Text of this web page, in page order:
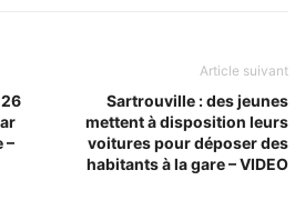
–
Article suivant
Sartrouville : des jeunes
mettent à disposition leurs
voitures pour déposer des
habitants à la gare – VIDEO